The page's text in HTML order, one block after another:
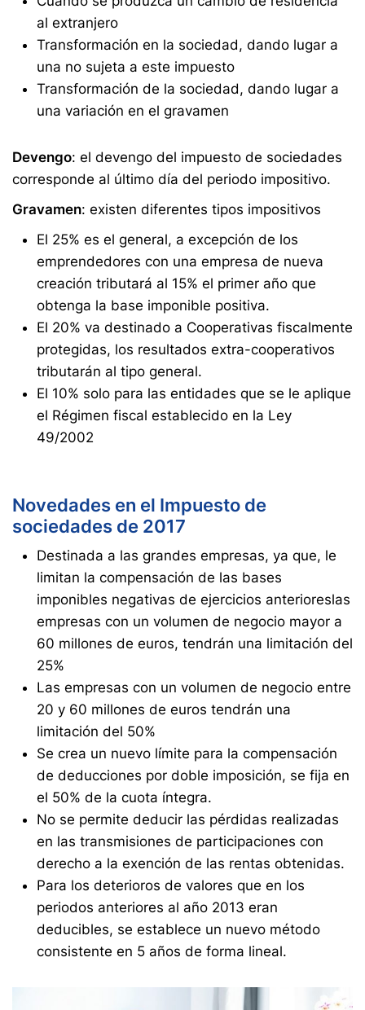
al extranjero
Transformación en la sociedad, dando lugar a
una no sujeta a este impuesto
Transformación de la sociedad, dando lugar a
una variación en el gravamen
Devengo: el devengo del impuesto de sociedades
corresponde al último día del periodo impositivo.
Gravamen: existen diferentes tipos impositivos
El 25% es el general, a excepción de los
emprendedores con una empresa de nueva
creación tributará al 15% el primer año que
obtenga la base imponible positiva.
El 20% va destinado a Cooperativas fiscalmente
protegidas, los resultados extra-cooperativos
tributarán al tipo general.
El 10% solo para las entidades que se le aplique
el Régimen fiscal establecido en la Ley
49/2002
Novedades en el Impuesto de
sociedades de 2017
Destinada a las grandes empresas, ya que, le
limitan la compensación de las bases
imponibles negativas de ejercicios anterioreslas
empresas con un volumen de negocio mayor a
60 millones de euros, tendrán una limitación del
25%
Las empresas con un volumen de negocio entre
20 y 60 millones de euros tendrán una
limitación del 50%
Se crea un nuevo límite para la compensación
de deducciones por doble imposición, se fija en
el 50% de la cuota íntegra.
No se permite deducir las pérdidas realizadas
en las transmisiones de participaciones con
derecho a la exención de las rentas obtenidas.
Para los deterioros de valores que en los
periodos anteriores al año 2013 eran
deducibles, se establece un nuevo método
consistente en 5 años de forma lineal.